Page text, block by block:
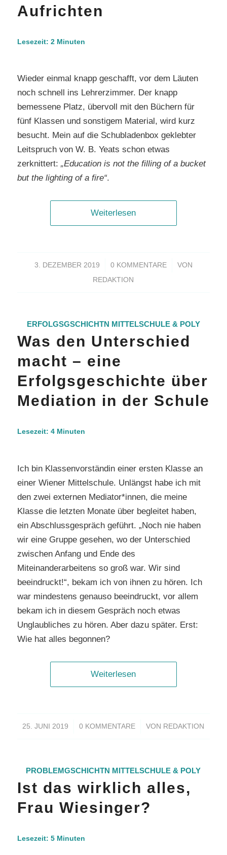
Aufrichten
Lesezeit: 2 Minuten
Wieder einmal knapp geschafft, vor dem Läuten
noch schnell ins Lehrerzimmer. Der knapp
bemessene Platz, übervoll mit den Büchern für
fünf Klassen und sonstigem Material, wird kurz
besucht. Mein auf die Schubladenbox geklebter
Leitspruch von W. B. Yeats schon etwas
zerknittert: „Education is not the filling of a bucket
but the lighting of a fire“.
Weiterlesen
3. DEZEMBER 2019
/ 0 KOMMENTARE
/
VON
REDAKTION
ERFOLGSGSCHICHTN MITTELSCHULE & POLY
Was den Unterschied
macht – eine
Erfolgsgeschichte über
Mediation in der Schule
Lesezeit: 4 Minuten
Ich bin Klassenvorständin einer ersten Klasse an
einer Wiener Mittelschule. Unlängst habe ich mit
den zwei externen Mediator*innen, die meine
Klasse die letzten Monate über begleitet haben,
ein Abschlussgespräch geführt. „Noch nie haben
wir eine Gruppe gesehen, wo der Unterschied
zwischen Anfang und Ende des
Miteinanderarbeitens so groß war. Wir sind
beeindruckt!“, bekam ich von ihnen zu hören. Ich
war mindestens genauso beeindruckt, vor allem
bekam ich in diesem Gespräch noch etwas
Unglaubliches zu hören. Aber dazu später. Erst:
Wie hat alles begonnen?
Weiterlesen
25. JUNI 2019
/ 0 KOMMENTARE
/ VON REDAKTION
PROBLEMGSCHICHTN MITTELSCHULE & POLY
Ist das wirklich alles,
Frau Wiesinger?
Lesezeit: 5 Minuten